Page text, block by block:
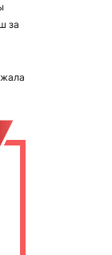
за